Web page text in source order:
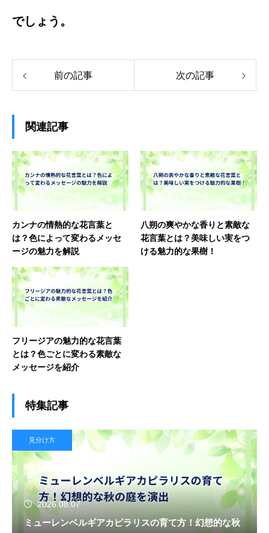
でしょう。
前の記事 次の記事
関連記事
カンナの情熱的な花言葉と
は？色によって変わるメッセ
ージの魅力を解説
八朔の爽やかな香りと素敵な
花言葉とは？美味しい実をつ
ける魅力的な果樹！
フリージアの魅力的な花言葉
とは？色ごとに変わる素敵な
メッセージを紹介
特集記事
見分け方
2026.08.07
ミューレンベルギアカピラリスの育て方！幻想的な秋